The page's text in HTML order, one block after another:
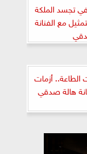
تجسد الملكة
مع الفنانة
الطاعة.. أزمات
هالة صدقي